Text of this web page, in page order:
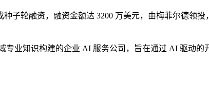
种子轮融资，融资金额达 3200 万美元，由梅菲尔德领
专业知识构建的企业 AI 服务公司，旨在通过 AI 驱动